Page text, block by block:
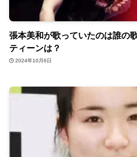
張本美和が歌っていたのは誰の
ティーンは？
2024年10月6日